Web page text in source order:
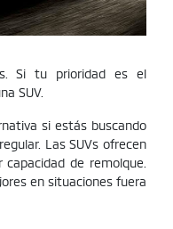
Si tu prioridad es el
SUV.
si estás buscando
Las SUVs ofrecen
de remolque.
en situaciones fuera